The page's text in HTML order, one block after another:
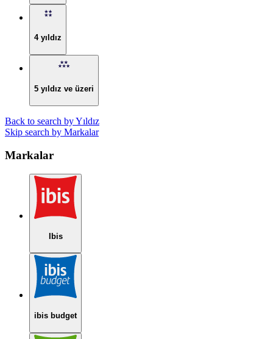
4 yıldız
5 yıldız ve üzeri
Back to search by Yıldız
Skip search by Markalar
Markalar
Ibis
ibis budget